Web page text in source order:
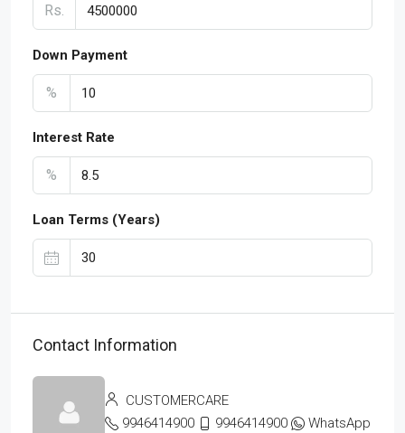
Rs.
Down Payment
%
Interest Rate
%
Loan Terms (Years)
Contact Information
CUSTOMERCARE
9946414900
9946414900 WhatsApp